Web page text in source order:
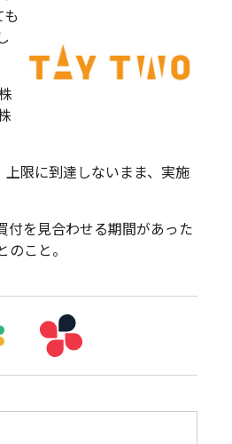
限に到達しないまま、実施
付を見合わせる期間があった
こと。